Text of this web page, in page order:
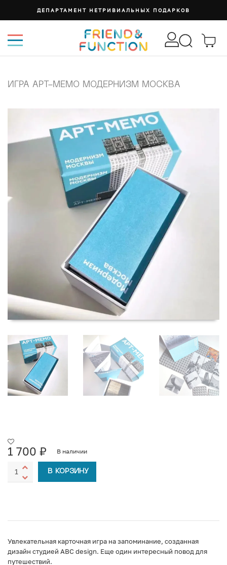
ДЕПАРТАМЕНТ НЕТРИВИАЛЬНЫХ ПОДАРКОВ
ИГРА АРТ-МЕМО МОДЕРНИЗМ МОСКВА
1 700 ₽ В наличии
В КОРЗИНУ
Увлекательная карточная игра на запоминание, созданная
дизайн студией ABC design. Еще один интересный повод для
путешествий.